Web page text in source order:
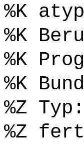
%K
%K
%K
%K
%Z
%Z